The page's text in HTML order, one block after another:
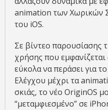
animation των Χωρικών
του iOS.
Σε βίντεο παρουσίασης
χρήσης που
εύκολα να περάσει για
Ελέγχου μέχρι τα
σκιάς, το νέο OriginOS
“μεταμφιεσμένο” σε